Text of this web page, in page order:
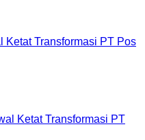
Ketat Transformasi PT Pos